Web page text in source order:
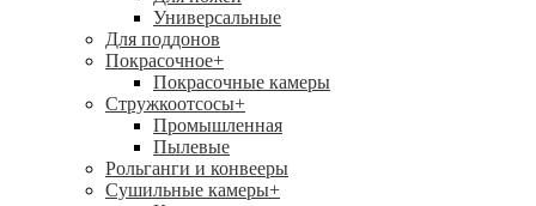
Универсальные
Для поддонов
Покрасочное+
Покрасочные камеры
Стружкоотсосы+
Промышленная
Пылевые
Рольганги и конвееры
Сушильные камеры+